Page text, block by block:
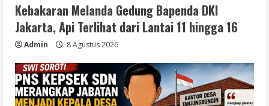
Kebakaran Melanda Gedung Bapenda DKI
Jakarta, Api Terlihat dari Lantai 11 hingga 16
Admin 8 Agustus 2026